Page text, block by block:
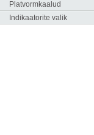
Platvormkaalud
Indikaatorite valik